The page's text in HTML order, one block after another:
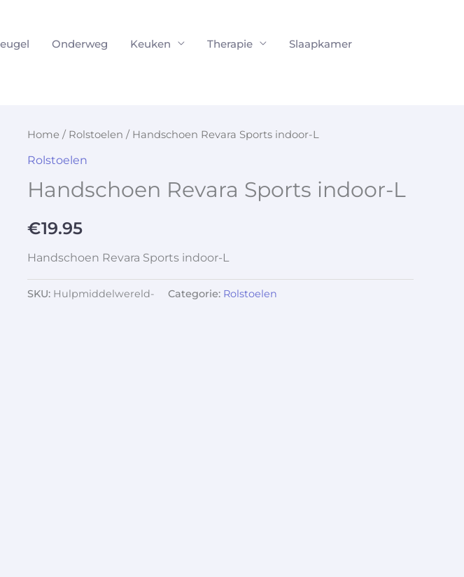
Onderweg Keuken Therapie
Slaapkamer
Home / Rolstoelen / Handschoen Revara Sports indoor-L
Rolstoelen
Handschoen Revara Sports indoor-L
€19.95
Handschoen Revara Sports indoor-L
SKU: Hulpmiddelwereld- Categorie: Rolstoelen